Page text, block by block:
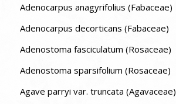
Adenocarpus anagyrifolius (Fabaceae)
Adenocarpus decorticans (Fabaceae)
Adenostoma fasciculatum (Rosaceae)
Adenostoma sparsifolium (Rosaceae)
Agave parryi var. truncata (Agavaceae)